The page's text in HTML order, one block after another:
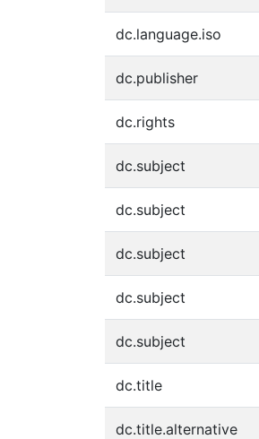
dc.language.iso
dc.publisher
dc.rights
dc.subject
dc.subject
dc.subject
dc.subject
dc.subject
dc.title
dc.title.alternative